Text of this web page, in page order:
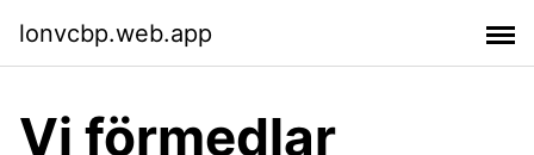
lonvcbp.web.app
Vi förmedlar